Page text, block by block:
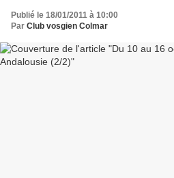
Publié le 18/01/2011 à 10:00
Par Club vosgien Colmar